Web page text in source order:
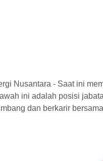
Nusantara - Saat ini
ini adalah posisi
dan berkarir